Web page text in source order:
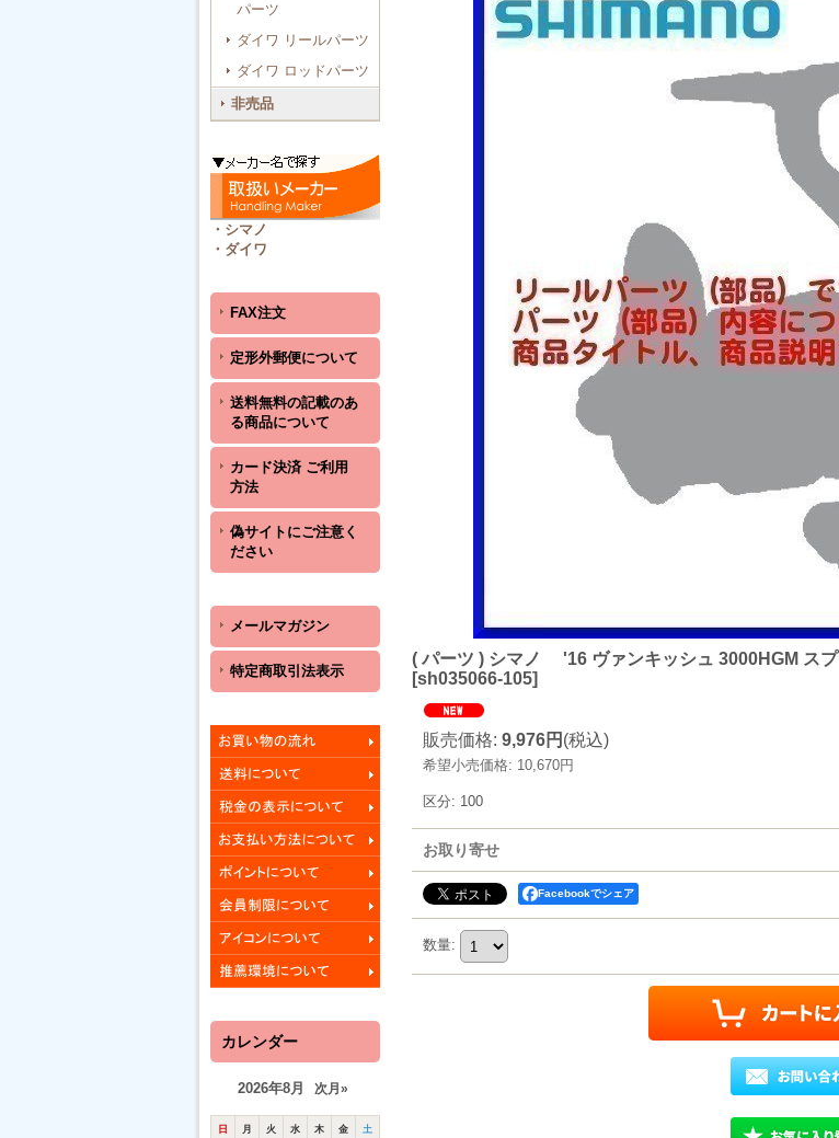
パーツ
ダイワ リールパーツ
ダイワ ロッドパーツ
非売品
・ シマノ
・ ダイワ
FAX注文
定形外郵便について
送料無料の記載のあ
る商品について
カード決済 ご利用
方法
偽サイトにご注意く
ださい
メールマガジン
特定商取引法表示
カレンダー
2026年8月 次月»
日 月 火 水 木 金 土
( パーツ ) シマノ '16 ヴァンキッシュ 3000HGM
[sh035066-105]
販売価格: 9,976円 (税込)
希望小売価格: 10,670円
区分: 100
お取り寄せ
Facebookでシェア
数量: